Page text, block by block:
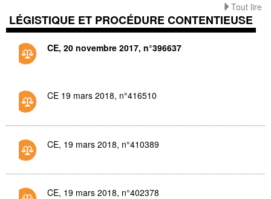
Tout lire
LÉGISTIQUE ET PROCÉDURE CONTENTIEUSE
CE, 20 novembre 2017, n°396637
CE 19 mars 2018, n°416510
CE, 19 mars 2018, n°410389
CE, 19 mars 2018, n°402378